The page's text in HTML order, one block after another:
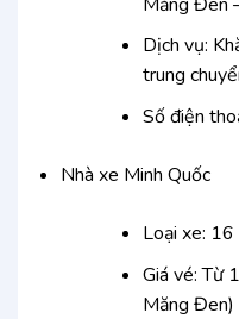
Dịch vụ:
trung
Số điện
Nhà xe Minh Quốc
Loại xe:
Giá vé: Từ
Măng Đen)